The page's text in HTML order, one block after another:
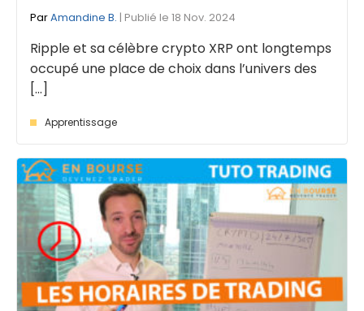
ParAmandine B. | Publié le 18 Nov. 2024
Ripple et sa célèbre crypto XRP ont longtemps
occupé une place de choix dans l’univers des
[...]
Apprentissage